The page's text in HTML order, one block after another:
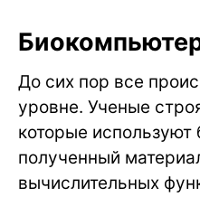
До сих пор все
уровне. Ученые
которые используют
полученный
вычислительных